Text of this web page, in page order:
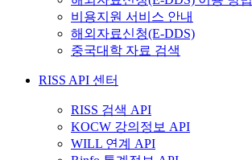
비용지원 서비스 안내
해외자료신청(E-DDS)
중국대학 자료 검색
RISS API 센터
RISS 검색 API
KOCW 강의정보 API
WILL 연계 API